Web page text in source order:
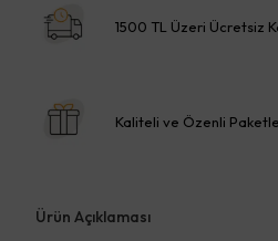
1500 TL Üzeri Ücretsiz
Kaliteli ve Özenli
Ürün Açıklaması